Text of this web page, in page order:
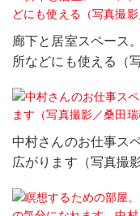
廊下と居室スペース
所などにも使える（
中村さんのお仕事ス
広がります（写真撮